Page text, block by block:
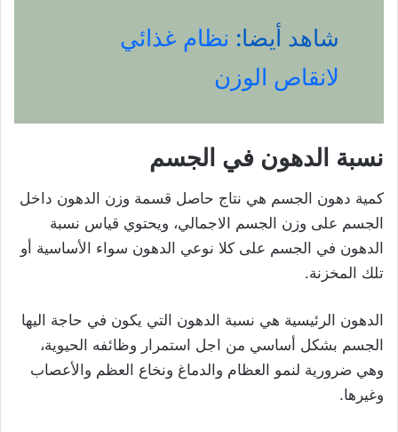
شاهد أيضا: نظام غذائي
لانقاص الوزن
نسبة الدهون في الجسم
كمية دهون الجسم هي نتاج حاصل قسمة وزن الدهون داخل
الجسم على وزن الجسم الاجمالي، ويحتوي قياس نسبة
الدهون في الجسم على كلا نوعي الدهون سواء الأساسية أو
تلك المخزنة.
الدهون الرئيسية هي نسبة الدهون التي يكون في حاجة اليها
الجسم بشكل أساسي من اجل استمرار وظائفه الحيوية،
وهي ضرورية لنمو العظام والدماغ ونخاع العظم والأعصاب
وغيرها.